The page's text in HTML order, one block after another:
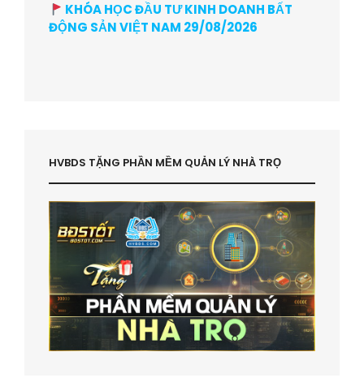
KHÓA HỌC ĐẦU TƯ KINH DOANH BẤT
ĐỘNG SẢN VIỆT NAM 29/08/2026
HVBDS TẶNG PHẦN MỀM QUẢN LÝ NHÀ TRỌ